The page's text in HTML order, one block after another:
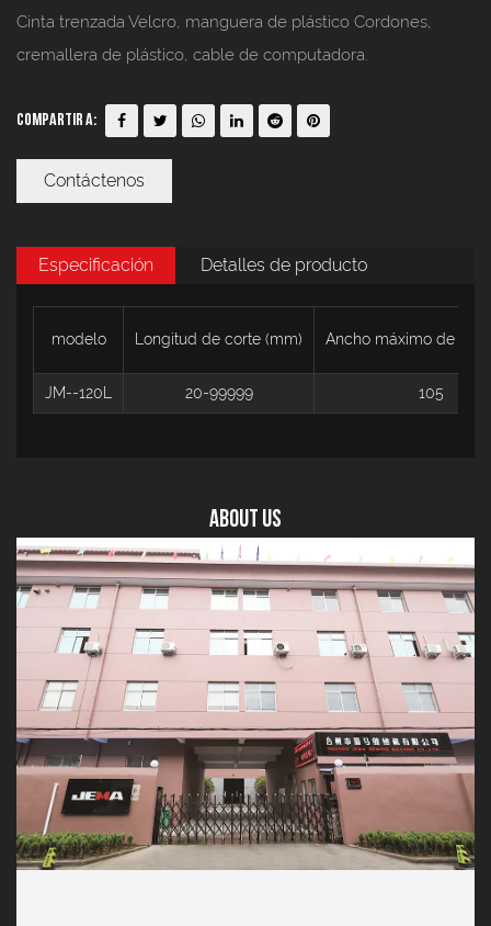
Cinta trenzada Velcro, manguera de plástico Cordones,
cremallera de plástico, cable de computadora.
Compartir a:
Contáctenos
Especificación Detalles de producto
modelo Longitud de corte (mm) Ancho máximo de
JM--120L 20-99999 105
About US